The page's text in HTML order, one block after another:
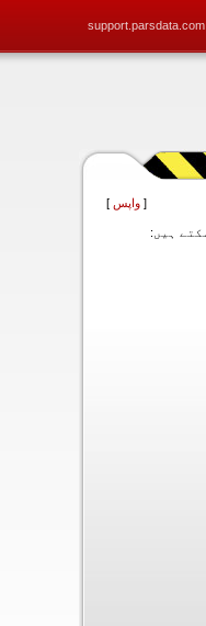
support.parsdata.com
[ واپس ]